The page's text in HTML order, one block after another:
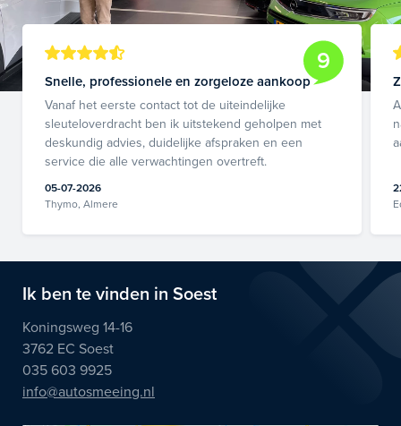
9
Snelle, professionele en zorgeloze aankoop
Vanaf het eerste contact tot de uiteindelijke
sleuteloverdracht ben ik uitstekend geholpen met
deskundig advies, duidelijke afspraken en een
service die alle verwachtingen overtreft.
05-07-2026
Thymo, Almere
Ik ben te vinden in Soest
Koningsweg 14-16
3762 EC Soest
035 603 9925
info@autosmeeing.nl